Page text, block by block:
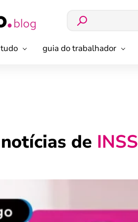
guia do trabalhador
de INSS